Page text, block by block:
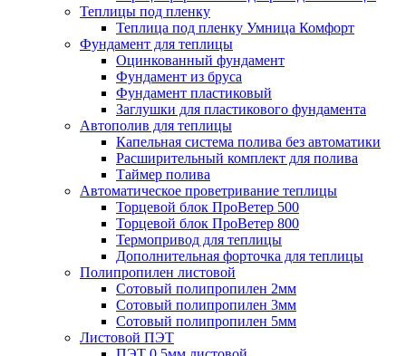
Теплицы под пленку
Теплица под пленку Умница Комфорт
Фундамент для теплицы
Оцинкованный фундамент
Фундамент из бруса
Фундамент пластиковый
Заглушки для пластикового фундамента
Автополив для теплицы
Капельная система полива без автоматики
Расширительный комплект для полива
Таймер полива
Автоматическое проветривание теплицы
Торцевой блок ПроВетер 500
Торцевой блок ПроВетер 800
Термопривод для теплицы
Дополнительная форточка для теплицы
Полипропилен листовой
Сотовый полипропилен 2мм
Сотовый полипропилен 3мм
Сотовый полипропилен 5мм
Листовой ПЭТ